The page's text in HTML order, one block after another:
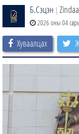
Б.Сэцэн |
2026 оны 04
Хуваалцах